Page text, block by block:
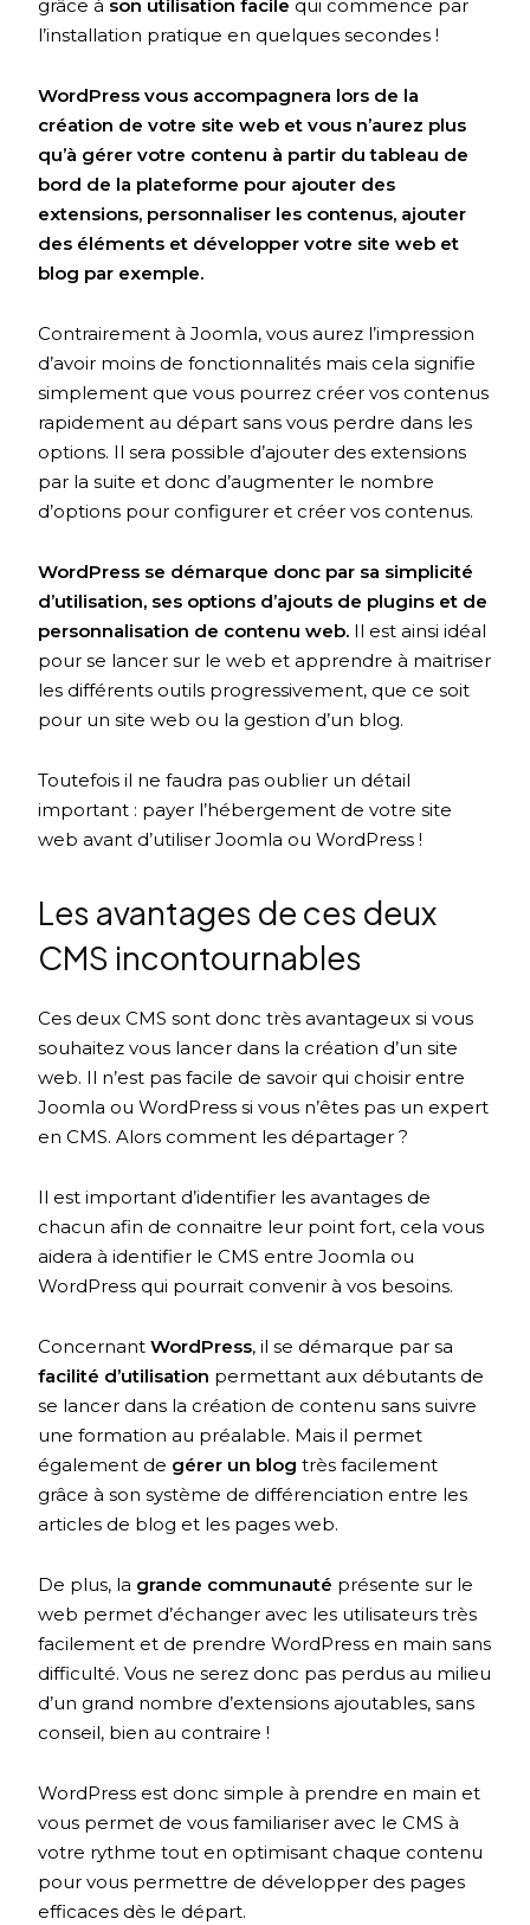
grâce à son utilisation facile qui commence par
l’installation pratique en quelques secondes !
WordPress vous accompagnera lors de la
création de votre site web et vous n’aurez plus
qu’à gérer votre contenu à partir du tableau de
bord de la plateforme pour ajouter des
extensions, personnaliser les contenus, ajouter
des éléments et développer votre site web et
blog par exemple.
Contrairement à Joomla, vous aurez l’impression
d’avoir moins de fonctionnalités mais cela signifie
simplement que vous pourrez créer vos contenus
rapidement au départ sans vous perdre dans les
options. Il sera possible d’ajouter des extensions
par la suite et donc d’augmenter le nombre
d’options pour configurer et créer vos contenus.
WordPress se démarque donc par sa simplicité
d’utilisation, ses options d’ajouts de plugins et de
personnalisation de contenu web. Il est ainsi idéal
pour se lancer sur le web et apprendre à maitriser
les différents outils progressivement, que ce soit
pour un site web ou la gestion d’un blog.
Toutefois il ne faudra pas oublier un détail
important : payer l’hébergement de votre site
web avant d’utiliser Joomla ou WordPress !
Les avantages de ces deux
CMS incontournables
Ces deux CMS sont donc très avantageux si vous
souhaitez vous lancer dans la création d’un site
web. Il n’est pas facile de savoir qui choisir entre
Joomla ou WordPress si vous n’êtes pas un expert
en CMS. Alors comment les départager ?
Il est important d’identifier les avantages de
chacun afin de connaitre leur point fort, cela vous
aidera à identifier le CMS entre Joomla ou
WordPress qui pourrait convenir à vos besoins.
ConcernantWordPress, il se démarque par sa
facilité d’utilisation permettant aux débutants de
se lancer dans la création de contenu sans suivre
une formation au préalable. Mais il permet
également de gérer un blog très facilement
grâce à son système de différenciation entre les
articles de blog et les pages web.
De plus, la grande communauté présente sur le
web permet d’échanger avec les utilisateurs très
facilement et de prendre WordPress en main sans
difficulté. Vous ne serez donc pas perdus au milieu
d’un grand nombre d’extensions ajoutables, sans
conseil, bien au contraire !
WordPress est donc simple à prendre en main et
vous permet de vous familiariser avec le CMS à
votre rythme tout en optimisant chaque contenu
pour vous permettre de développer des pages
efficaces dès le départ.